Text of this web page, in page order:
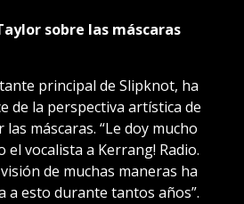
sobre las máscaras
principal de Slipknot, ha
de la perspectiva artística de
máscaras. “Le doy mucho
el vocalista a Kerrang! Radio.
de muchas maneras ha
a esto durante tantos años”.